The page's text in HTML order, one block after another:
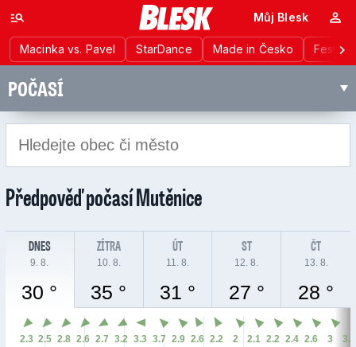
Macinka vs. Pavel StarDance Made in Česko
Můj Blesk
POČASÍ
Předpověď počasíMutěnice
DNES
9. 8.
30 °
ZÍTRA
10. 8.
35 °
ÚT
11. 8.
31 °
ST
12. 8.
27 °
ČT
13. 8.
28 °
2.3 2.5 2.8 2.6 2.7 3.2 3.3 3.7 2.9 2.6 2.2 2 2.1 2.2 2.4 2.6 3 3.2